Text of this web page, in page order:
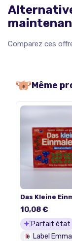
Comparez ces
Même
Das Kleine
10,08 €
Parfait état
Label